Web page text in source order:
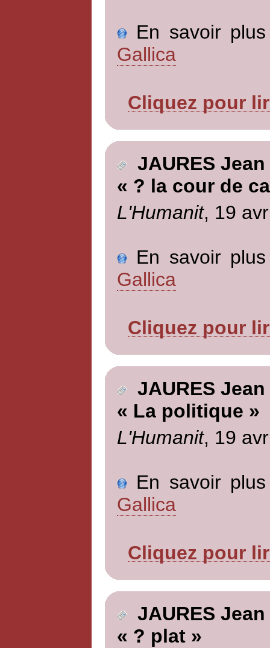
En savoir
Gallica
Cliquez pour
JAURES Jean
« ? la cour de
L'Humanit, 19
En savoir
Gallica
Cliquez pour
JAURES Jean
« La politique »
L'Humanit, 19
En savoir
Gallica
Cliquez pour
JAURES Jean
« ? plat »